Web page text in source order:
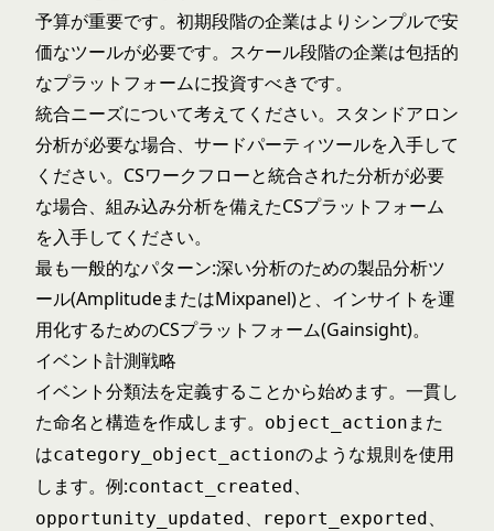
予算が重要です。初期段階の企業はよりシンプルで安
価なツールが必要です。スケール段階の企業は包括的
なプラットフォームに投資すべきです。
統合ニーズについて考えてください。スタンドアロン
分析が必要な場合、サードパーティツールを入手して
ください。CSワークフローと統合された分析が必要
な場合、組み込み分析を備えたCSプラットフォーム
を入手してください。
最も一般的なパターン:深い分析のための製品分析ツ
ール(AmplitudeまたはMixpanel)と、インサイトを運
用化するためのCSプラットフォーム(Gainsight)。
イベント計測戦略
イベント分類法を定義することから始めます。一貫し
た命名と構造を作成します。
object_action また
はcategory_object_actionのような規則を使用
します。例:contact_created、
opportunity_updated、 report_exported、